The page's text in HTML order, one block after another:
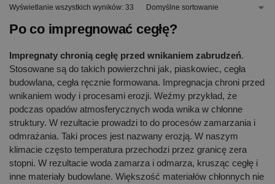
Wyświetlanie wszystkich wyników: 33
Po co impregnować cegłę?
Impregnaty chronią cegłę przed wnikaniem zabrudzeń.
Stosowane są do takich powierzchni jak, piaskowiec, cegła
budowlana, cegła ręcznie formowana. Impregnacja chroni przed
wnikaniem wody i procesami erozji. Weźmy przykład, że
podczas opadów atmosferycznych woda wnika w chłonne
struktury. W rezultacie prowadzi to do procesów zamarzania i
odmrażania. Taki proces jest nazwany erozją. W naszym
klimacie często temperatura przechodzi przez granicę zera
stopni. W rezultacie woda zamarza i odmarza, krusząc cegłę i
inne materiały budowlane. Większość materiałów chłonnych nie